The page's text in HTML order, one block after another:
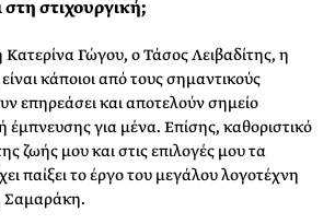
στιχουργική;
Γώγου, ο Τάσος Λειβαδίτης, η
κάποιοι από τους σημαντικούς
επηρεάσει και αποτελούν σημείο
για μένα. Επίσης, καθοριστικό
ζωής μου και στις επιλογές μου τα
παίξει το έργο του μεγάλου λογοτέχνη
Σαμαράκη.